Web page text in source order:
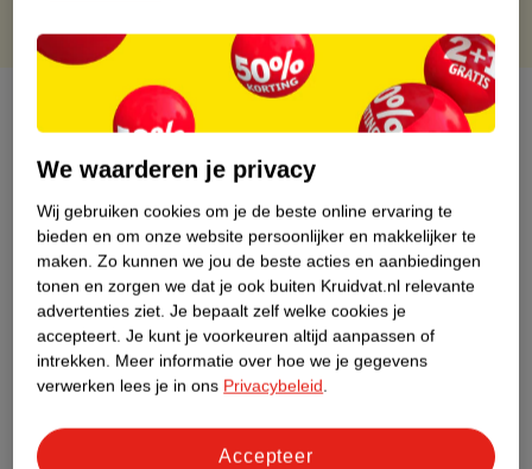
Over dit product
Productinformatie
Etiketinformatie
Nature Impact Score
Dit product heeft (nog) geen Nature
Impact Score.
Meer informatie
We waarderen je privacy
Wij gebruiken cookies om je de beste online ervaring te
bieden en om onze website persoonlijker en makkelijker te
maken. Zo kunnen we jou de beste acties en aanbiedingen
tonen en zorgen we dat je ook buiten Kruidvat.nl relevante
advertenties ziet. Je bepaalt zelf welke cookies je
accepteert. Je kunt je voorkeuren altijd aanpassen of
intrekken. Meer informatie over hoe we je gegevens
verwerken lees je in ons Privacybeleid.
Accepteer